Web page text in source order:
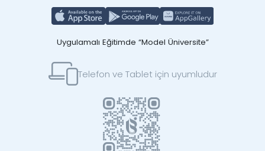
Uygulamalı Eğitimde “Model Üniversite”
Telefon ve Tablet için uyumludur